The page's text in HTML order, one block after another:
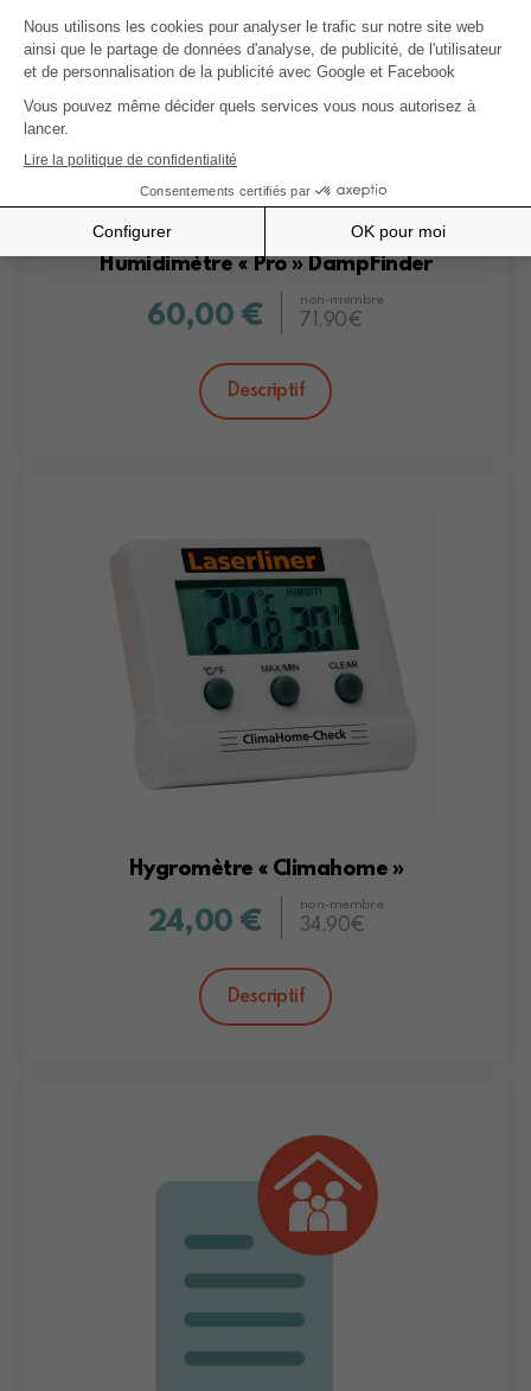
Humidimètre « Pro » DampFinder
60,00 €
non-membre
71,90€
Descriptif
Hygromètre « Climahome »
24,00 €
non-membre
34,90€
Descriptif